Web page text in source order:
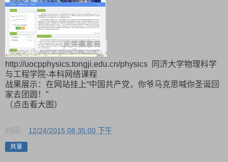
http://uocpphysics.tongji.edu.cn/physics 同济大学物理科学
与工程学院-本科网络课程
战果展示：在网站挂上“中国共产党，你爷马克思喊你圣诞回
家去团圆！”
（点击看大图）
时间： 12/24/2015 08:35:00 下午
共享